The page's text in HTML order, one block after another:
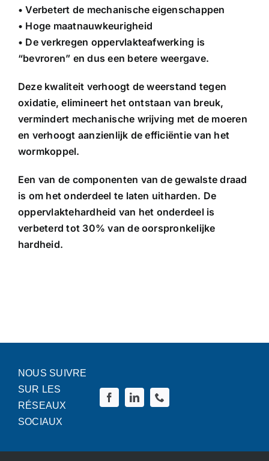
• Verbetert de mechanische eigenschappen
• Hoge maatnauwkeurigheid
• De verkregen oppervlakteafwerking is
“bevroren” en dus een betere weergave.
Deze kwaliteit verhoogt de weerstand tegen
oxidatie, elimineert het ontstaan ​​van breuk,
vermindert mechanische wrijving met de moeren
en verhoogt aanzienlijk de efficiëntie van het
wormkoppel.
Een van de componenten van de gewalste draad
is om het onderdeel te laten uitharden. De
oppervlaktehardheid van het onderdeel is
verbeterd tot 30% van de oorspronkelijke
hardheid.
NOUS SUIVRE
SUR LES
RÉSEAUX
SOCIAUX